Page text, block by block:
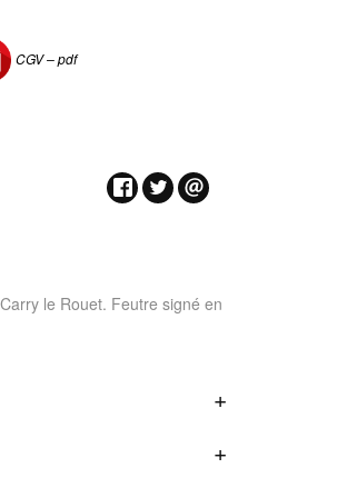
CGV –pdf
le Rouet. Feutre signé en